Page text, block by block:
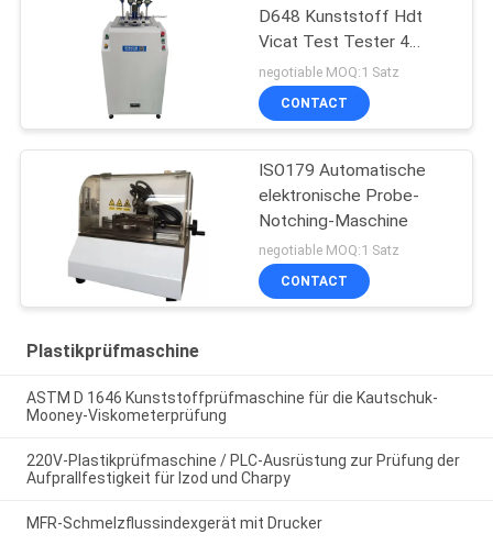
D648 Kunststoff Hdt
Vicat Test Tester 4
Probenregalen
Kunststoffprüfmaschine
negotiable MOQ:1 Satz
CONTACT
ISO179 Automatische
elektronische Probe-
Notching-Maschine
negotiable MOQ:1 Satz
CONTACT
Plastikprüfmaschine
ASTM D 1646 Kunststoffprüfmaschine für die Kautschuk-
Mooney-Viskometerprüfung
220V-Plastikprüfmaschine / PLC-Ausrüstung zur Prüfung der
Aufprallfestigkeit für Izod und Charpy
MFR-Schmelzflussindexgerät mit Drucker